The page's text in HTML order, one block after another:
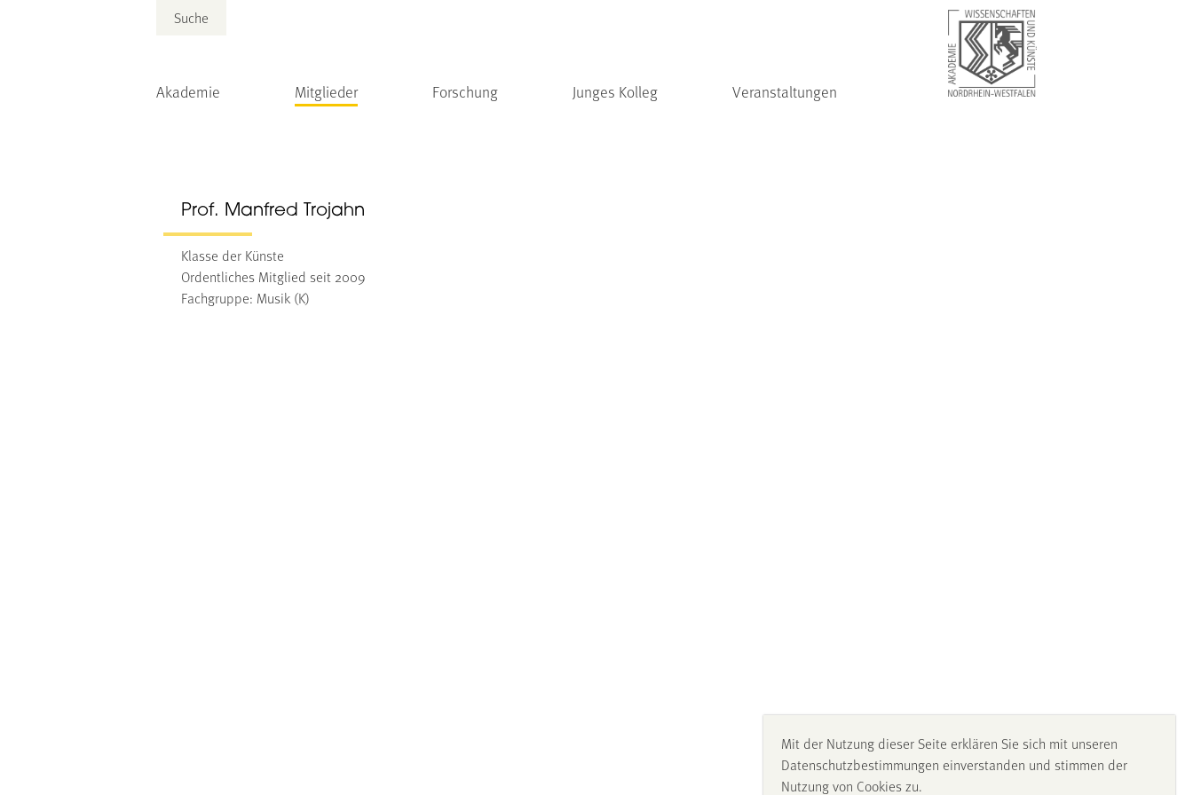
Suche
Akademie Mitglieder Forschung Junges Kolleg Veranstaltungen
Prof. Manfred Trojahn
Klasse der Künste
Ordentliches Mitglied seit 2009
Fachgruppe: Musik (K)
Mit der Nutzung dieser Seite erklären Sie sich mit unseren
Datenschutzbestimmungen einverstanden und stimmen der
Nutzung von Cookies zu.